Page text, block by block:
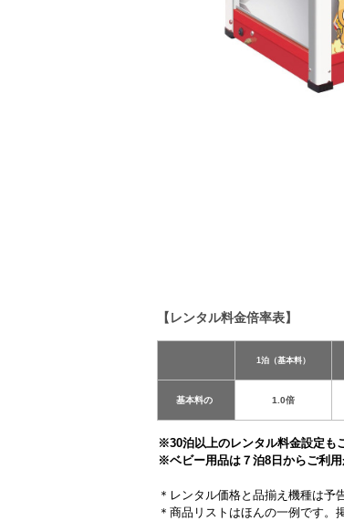
【レンタル料金倍率表】
1泊（基本料）
基本料の 1.0倍
※30泊以上のレンタル料金設定も
※ベビー用品は７泊8日からご利用
＊レンタル価格と品揃え機種は予
＊商品リストはほんの一例です。